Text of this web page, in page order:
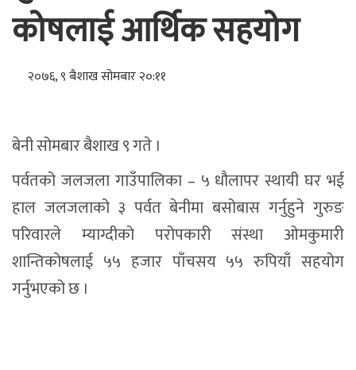
कोषलाई आर्थिक सहयोग
२०७६, ९ बैशाख सोमबार २०:११
बेनी सोमबार बैशाख ९ गते ।
पर्वतको जलजला गाउँपालिका – ५ धौलापर स्थायी घर भई
हाल जलजलाको ३ पर्वत बेनीमा बसोबास गर्नुहुने गुरुङ
परिवारले म्याग्दीको परोपकारी संस्था ओमकुमारी
शान्तिकोषलाई ५५ हजार पाँचसय ५५ रुपियाँ सहयोग
गर्नुभएको छ ।